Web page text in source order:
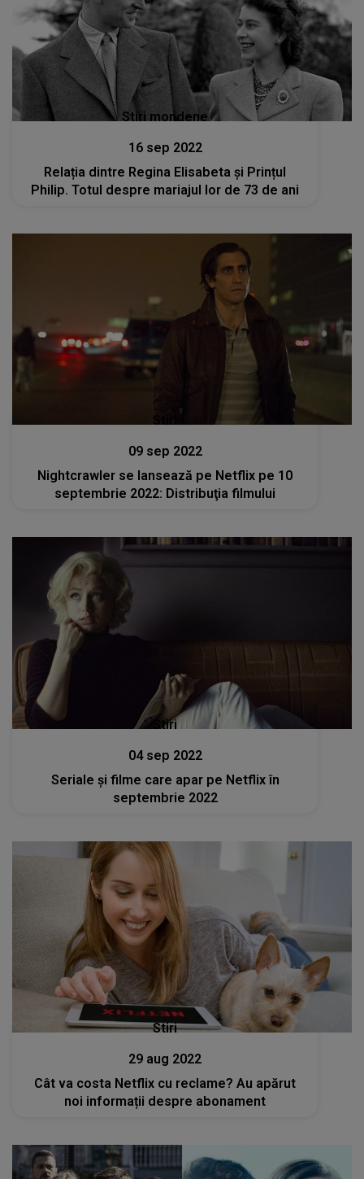
Stiri mondene
16 sep 2022
Relația dintre Regina Elisabeta și Prințul
Philip. Totul despre mariajul lor de 73 de ani
Stiri
09 sep 2022
Nightcrawler se lansează pe Netflix pe 10
septembrie 2022: Distribuţia filmului
Stiri
04 sep 2022
Seriale şi filme care apar pe Netflix în
septembrie 2022
Stiri
29 aug 2022
Cât va costa Netflix cu reclame? Au apărut
noi informații despre abonament